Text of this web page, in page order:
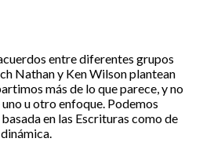
entre diferentes grupos
Nathan y Ken Wilson plantean
más de lo que parece, y no
u otro enfoque. Podemos
en las Escrituras como de